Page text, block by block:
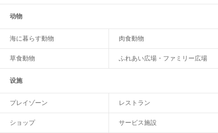
动物
海に暮らす動物 肉食動物
草食動物 ふれあい広場・ファミリー広場
设施
プレイゾーン レストラン
ショップ サービス施設